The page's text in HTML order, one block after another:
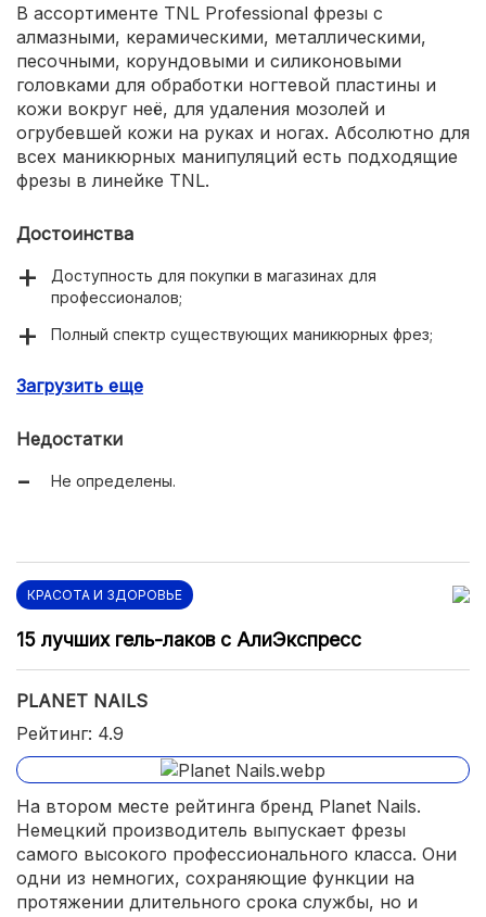
В ассортименте TNL Professional фрезы с
алмазными, керамическими, металлическими,
песочными, корундовыми и силиконовыми
головками для обработки ногтевой пластины и
кожи вокруг неё, для удаления мозолей и
огрубевшей кожи на руках и ногах. Абсолютно для
всех маникюрных манипуляций есть подходящие
фрезы в линейке TNL.
Достоинства
Доступность для покупки в магазинах для
профессионалов;
Полный спектр существующих маникюрных фрез;
производства;
Загрузить еще
Недостатки
Не определены.
КРАСОТА И ЗДОРОВЬЕ
15 лучших гель-лаков с АлиЭкспресс
PLANET NAILS
Рейтинг: 4.9
На втором месте рейтинга бренд Planet Nails.
Немецкий производитель выпускает фрезы
самого высокого профессионального класса. Они
одни из немногих, сохраняющие функции на
протяжении длительного срока службы, но и